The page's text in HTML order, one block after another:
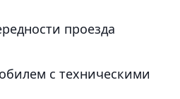
проезда
с техническими